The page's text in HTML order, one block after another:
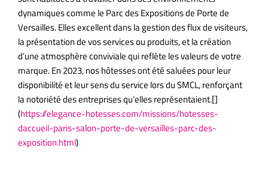
dynamiques comme le Parc des Expositions de Porte de
Versailles. Elles excellent dans la gestion des flux de visiteurs,
la présentation de vos services ou produits, et la création
d’une atmosphère conviviale qui reflète les valeurs de votre
marque. En 2023, nos hôtesses ont été saluées pour leur
disponibilité et leur sens du service lors du SMCL, renforçant
la notoriété des entreprises qu’elles représentaient.[]
(https://elegance-hotesses.com/missions/hotesses-
daccueil-paris-salon-porte-de-versailles-parc-des-
exposition.html)